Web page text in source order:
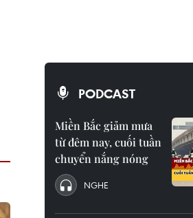
PODCAST
Miền Bắc giảm mưa
từ đêm nay, cuối tuần
chuyển nắng nóng
NGHE